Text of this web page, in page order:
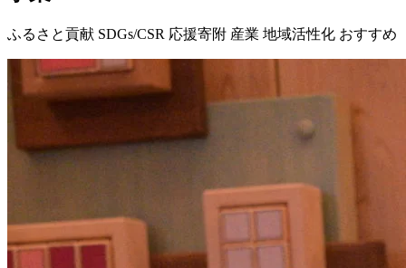
ふるさと貢献 SDGs/CSR 応援寄附 産業 地域活性化 おすすめ